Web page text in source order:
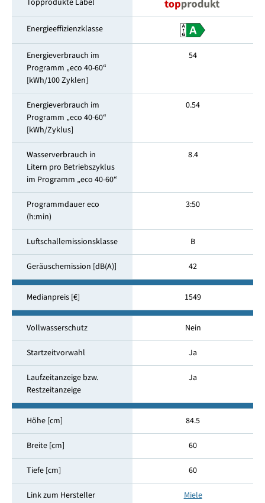
Topprodukte Label
Energieeffizienzklasse
Energieverbrauch im
Programm „eco 40-60“
[kWh/100 Zyklen]
54
Energieverbrauch im
Programm „eco 40-60“
[kWh/Zyklus]
0.54
Wasserverbrauch in
Litern pro Betriebszyklus
im Programm „eco 40-60“
8.4
Programmdauer eco
(h:min)
3:50
Luftschallemissionsklasse B
Geräuschemission [dB(A)] 42
Medianpreis [€] 1549
Vollwasserschutz Nein
Startzeitvorwahl Ja
Laufzeitanzeige bzw.
Restzeitanzeige
Ja
Höhe [cm] 84.5
Breite [cm] 60
Tiefe [cm] 60
Link zum Hersteller Miele